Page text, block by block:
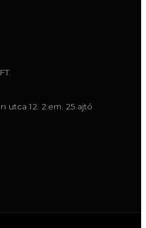
utca 12. 2.em. 25.ajtó